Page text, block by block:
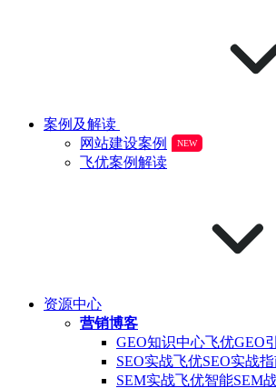
案例及解读
网站建设案例
NEW
飞优案例解读
资源中心
营销博客
GEO知识中心飞优GEO
SEO实战飞优SEO实战
SEM实战飞优智能SEM